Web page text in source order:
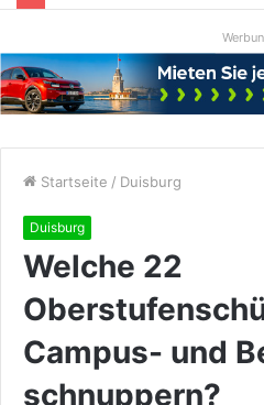
Startseite / Duisburg
Duisburg
Welche 22
Campus- und
schnuppern?